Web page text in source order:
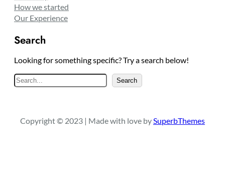
How we started
Our Experience
Search
Looking for something specific? Try a search below!
e
c
Search
Copyright © 2023 | Made with love bySuperbThemes